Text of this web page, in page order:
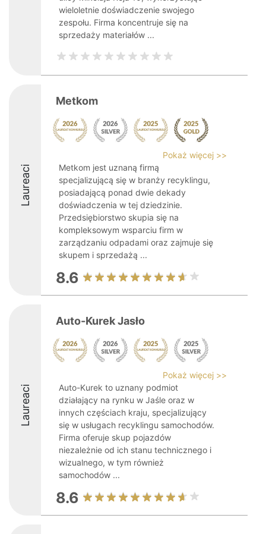
wieloletnie doświadczenie swojego
zespołu. Firma koncentruje się na
sprzedaży materiałów ...
Laureaci
Metkom
Pokaż więcej >>
Metkom jest uznaną firmą
specjalizującą się w branży recyklingu,
posiadającą ponad dwie dekady
doświadczenia w tej dziedzinie.
Przedsiębiorstwo skupia się na
kompleksowym wsparciu firm w
zarządzaniu odpadami oraz zajmuje się
skupem i sprzedażą ...
8.6
Laureaci
Auto-Kurek Jasło
Pokaż więcej >>
Auto-Kurek to uznany podmiot
działający na rynku w Jaśle oraz w
innych częściach kraju, specjalizujący
się w usługach recyklingu samochodów.
Firma oferuje skup pojazdów
niezależnie od ich stanu technicznego i
wizualnego, w tym również
samochodów ...
8.6